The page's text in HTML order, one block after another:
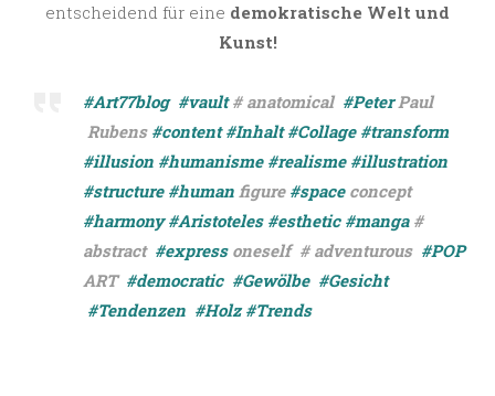
entscheidend für eine demokratische Welt und
Kunst!
#Art77blog #vault# anatomical #PeterPaul
Rubens #content #Inhalt #Collage #transform
#illusion #humanisme #realisme #illustration
#structure #human figure #spaceconcept
#harmony #Aristoteles #esthetic #manga#
abstract #expressoneself # adventurous #POP
ART #democratic #Gewölbe #Gesicht
#Tendenzen #Holz #Trends